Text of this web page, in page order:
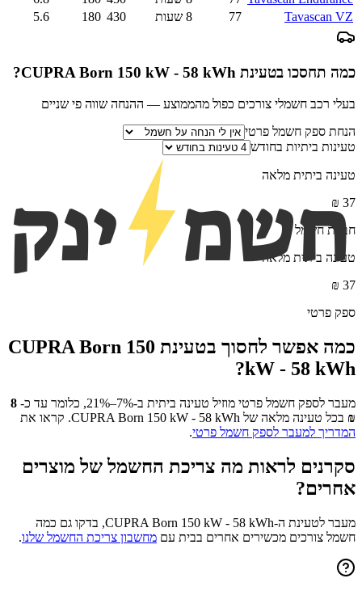
Tavascan VZ
77 8 שעות 430
180
5.6
כמה תחסכו בטעינת CUPRA Born 150 kW - 58 kWh
?
בעלי רכב חשמלי צורכים כפול מהממוצע — ההנחה שווה פי שניים
הנחת ספק חשמל פרטי
טעינות ביתיות בחודש
טעינה ביתית מלאה
37
₪
חברת חשמל
טעינה ביתית מלאה
37
₪
ספק פרטי
כמה אפשר לחסוך בטעינת CUPRA Born 150
kW - 58 kWh
?
מעבר לספק חשמל פרטי מוזיל טעינה ביתית ב-7%–21%, כלומר עד כ-
8
₪ בכל טעינה מלאה של CUPRA Born 150 kW - 58 kWh. קראו את
המדריך למעבר לספק חשמל פרטי.
סקרנים לראות מה צריכת החשמל של מוצרים
אחרים?
מעבר לטעינת ה-CUPRA Born 150 kW - 58 kWh, בדקו גם כמה
חשמל צורכים מכשירים אחרים בבית עם מחשבון צריכת החשמל שלנו.